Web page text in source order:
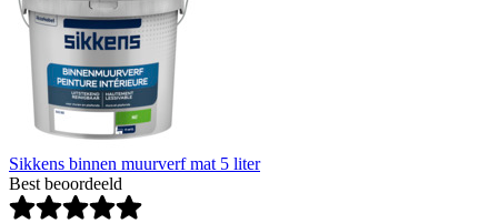
Sikkens binnen muurverf mat 5 liter
Best beoordeeld